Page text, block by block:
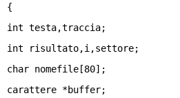
{
int testa,traccia;
int risultato,i,settore;
char nomefile[80];
carattere *buffer;